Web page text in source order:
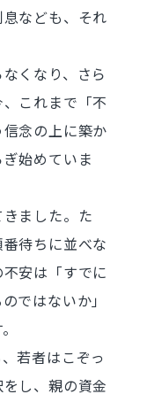
なども、それ
くなり、さら
これまで「不
念の上に築か
始めていま
ました。た
待ちに並べな
安は「すでに
ではないか」
若者はこぞっ
し、親の資金